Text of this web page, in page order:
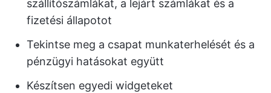
szállítószámlákat, a lejárt számlákat és a
fizetési állapotot
Tekintse meg a csapat munkaterhelését és a
pénzügyi hatásokat együtt
Készítsen egyedi widgeteket